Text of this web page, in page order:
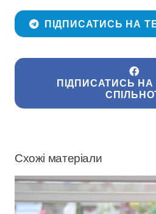
ПІДПИСАТИСЬ НА
ПІДПИСАТИСЬ НА
Схожі матеріали